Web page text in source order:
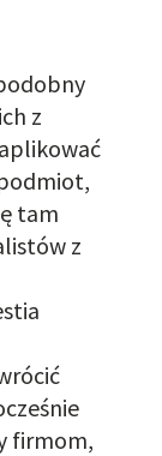
z
tam
z
firmom,